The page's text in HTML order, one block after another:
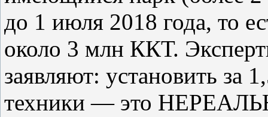
до 1 июля 2018 года, то
около 3 млн ККТ.
заявляют: установить за
техники — это